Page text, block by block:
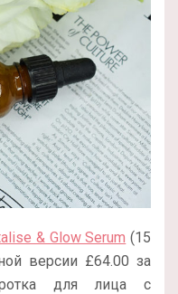
& Glow Serum (15
версии £64.00 за
для лица с